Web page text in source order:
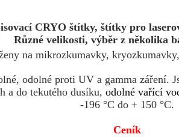
CRYO štítky, štítky pro
Různé velikosti, výběr z několika
na mikrozkumavky,
odolné proti UV a gamma záření.
a do tekutého dusíku, odolné vařící
-196 °C do + 150 °C.
Ceník